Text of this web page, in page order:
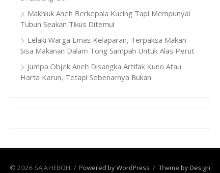
Makhluk Aneh Berkepala Kucing Tapi Mempunyai
Tubuh Seakan Tikus Ditemui
Lelaki Warga Emas Kelaparan, Terpaksa Makan
Sisa Makanan Dalam Tong Sampah Untuk Alas Perut
Jumpa Objek Aneh Disangka Artifak Kuno Atau
Harta Karun, Tetapi Sebenarnya Bukan
© 2026 SAJA HEBOH / Powered by WordPress / Theme by Design